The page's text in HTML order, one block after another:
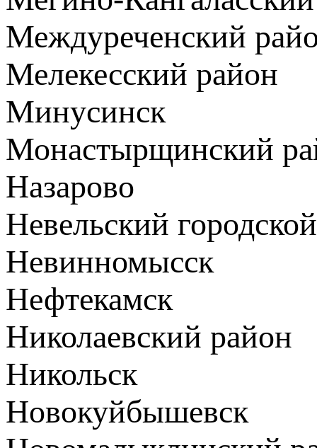
Междуреченский
Мелекесский район
Минусинск
Монастырщинский
Назарово
Невельский
Невинномысск
Нефтекамск
Николаевский район
Никольск
Новокуйбышевск